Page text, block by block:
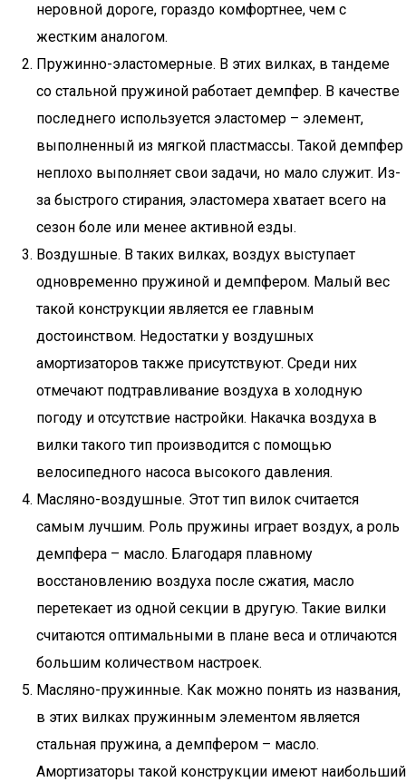
неровной дороге, гораздо комфортнее, чем с
жестким аналогом.
Пружинно-эластомерные. В этих вилках, в тандеме
со стальной пружиной работает демпфер. В качестве
последнего используется эластомер – элемент,
выполненный из мягкой пластмассы. Такой демпфер
неплохо выполняет свои задачи, но мало служит. Из-
за быстрого стирания, эластомера хватает всего на
сезон боле или менее активной езды.
Воздушные. В таких вилках, воздух выступает
одновременно пружиной и демпфером. Малый вес
такой конструкции является ее главным
достоинством. Недостатки у воздушных
амортизаторов также присутствуют. Среди них
отмечают подтравливание воздуха в холодную
погоду и отсутствие настройки. Накачка воздуха в
вилки такого тип производится с помощью
велосипедного насоса высокого давления.
Масляно-воздушные. Этот тип вилок считается
самым лучшим. Роль пружины играет воздух, а роль
демпфера – масло. Благодаря плавному
восстановлению воздуха после сжатия, масло
перетекает из одной секции в другую. Такие вилки
считаются оптимальными в плане веса и отличаются
большим количеством настроек.
Масляно-пружинные. Как можно понять из названия,
в этих вилках пружинным элементом является
стальная пружина, а демпфером – масло.
Амортизаторы такой конструкции имеют наибольший